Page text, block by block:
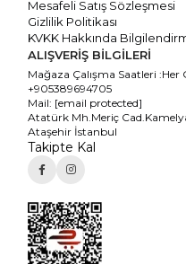
Mesafeli Satış Sözleşmesi
Gizlilik Politikası
KVKK Hakkında
ALIŞVERİŞ BİLGİLERİ
Mağaza Çalışma Saatleri
+905389694705
Mail: [email protected]
Atatürk Mh.Meriç
Ataşehir İstanbul
Takipte Kal